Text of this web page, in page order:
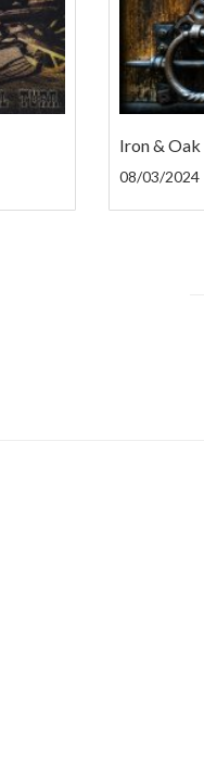
Iron & Oak
08/03/2024